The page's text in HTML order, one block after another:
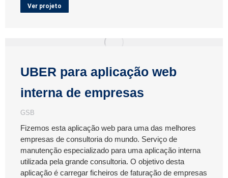
Ver projeto
UBER para aplicação web
interna de empresas
GSB
Fizemos esta aplicação web para uma das melhores
empresas de consultoria do mundo. Serviço de
manutenção especializado para uma aplicação interna
utilizada pela grande consultoria. O objetivo desta
aplicação é carregar ficheiros de faturação de empresas